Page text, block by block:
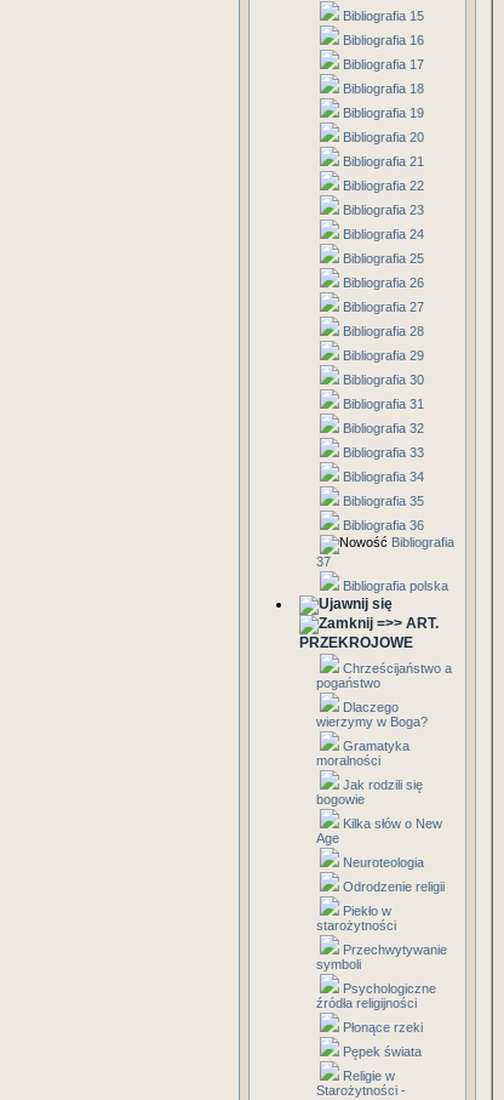
Bibliografia 15
Bibliografia 16
Bibliografia 17
Bibliografia 18
Bibliografia 19
Bibliografia 20
Bibliografia 21
Bibliografia 22
Bibliografia 23
Bibliografia 24
Bibliografia 25
Bibliografia 26
Bibliografia 27
Bibliografia 28
Bibliografia 29
Bibliografia 30
Bibliografia 31
Bibliografia 32
Bibliografia 33
Bibliografia 34
Bibliografia 35
Bibliografia 36
Bibliografia
37
Bibliografia polska
=>> ART.
PRZEKROJOWE
Chrześcijaństwo a
pogaństwo
Dlaczego
wierzymy w Boga?
Gramatyka
moralności
Jak rodzili się
bogowie
Kilka słów o New
Age
Neuroteologia
Odrodzenie religii
Piekło w
starożytności
Przechwytywanie
symboli
Psychologiczne
źródła religijności
Płonące rzeki
Pępek świata
Religie w
Starożytności -